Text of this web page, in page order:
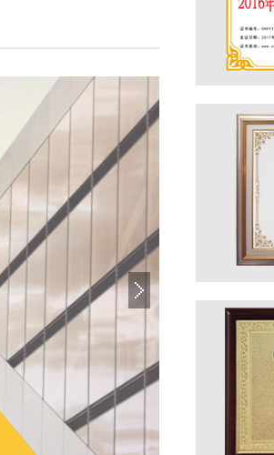
项
酒
室
及
计
1、
2、
地点
3、
在乎
私企
士：